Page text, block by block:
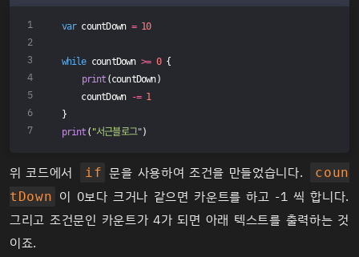
var countDown = 10
while countDown >= 0 {
print (countDown)
    countDown
-= 1
}
print ( "서근블로그")
위 코드에서 if 문을 사용하여 조건을 만들었습니다.
coun
tDown 이 0보다 크거나 같으면 카운트를 하고 -1 씩 합니다.
그리고 조건문인 카운트가 4가 되면 아래 텍스트를 출력하는 것
이죠.